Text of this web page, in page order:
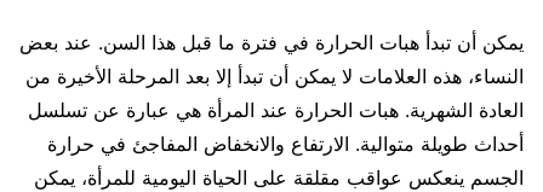
يمكن أن تبدأ هبات الحرارة في فترة ما قبل هذا السن. عند بعض
النساء، هذه العلامات لا يمكن أن تبدأ إلا بعد المرحلة الأخيرة من
العادة الشهرية. هبات الحرارة عند المرأة هي عبارة عن تسلسل
أحداث طويلة متوالية. الارتفاع والانخفاض المفاجئ في حرارة
الجسم ينعكس عواقب مقلقة على الحياة اليومية للمرأة، يمكن